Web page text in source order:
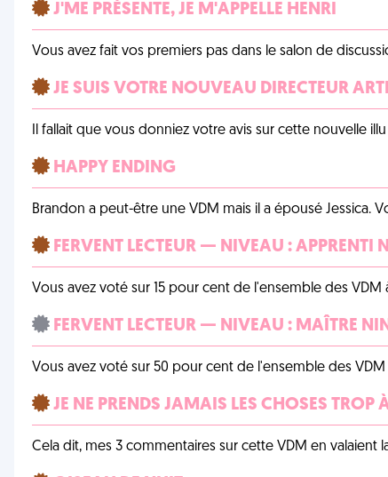
J'ME PRÉSENTE, JE M'APPELLE HENRI
Vous avez fait vos premiers pas dans le salon de
JE SUIS VOTRE NOUVEAU DIRECTEUR
Il fallait que vous donniez votre avis sur cette nouvelle
HAPPY ENDING
Brandon a peut-être une VDM mais il a épousé Jessica.
FERVENT LECTEUR — NIVEAU : APPRENTI
Vous avez voté sur 15 pour cent de l'ensemble des VDM
FERVENT LECTEUR — NIVEAU : MAÎTRE
Vous avez voté sur 50 pour cent de l'ensemble des VDM
JE NE PRENDS JAMAIS LES CHOSES TROP
Cela dit, mes 3 commentaires sur cette VDM en valaient